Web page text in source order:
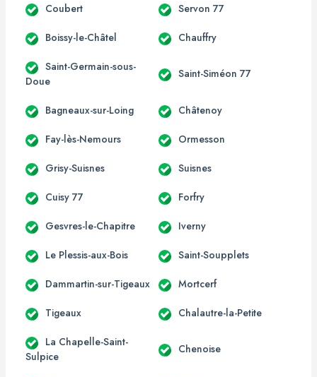
Coubert Servon 77
Boissy-le-Châtel Chauffry
Saint-Germain-sous-
Doue
Saint-Siméon 77
Bagneaux-sur-Loing Châtenoy
Fay-lès-Nemours Ormesson
Grisy-Suisnes Suisnes
Cuisy 77 Forfry
Gesvres-le-Chapitre Iverny
Le Plessis-aux-Bois Saint-Soupplets
Dammartin-sur-Tigeaux Mortcerf
Tigeaux Chalautre-la-Petite
La Chapelle-Saint-
Sulpice
Chenoise